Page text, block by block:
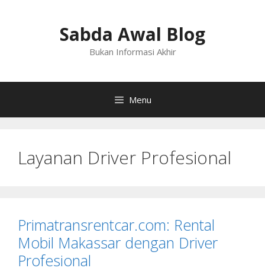
Sabda Awal Blog
Bukan Informasi Akhir
Menu
Layanan Driver Profesional
Primatransrentcar.com: Rental
Mobil Makassar dengan Driver
Profesional